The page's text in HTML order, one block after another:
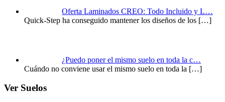
Oferta Laminados CREO: Todo Incluido y L…
Quick-Step ha conseguido mantener los diseños de los […]
¿Puedo poner el mismo suelo en toda la c…
Cuándo no conviene usar el mismo suelo en toda la […]
Ver Suelos